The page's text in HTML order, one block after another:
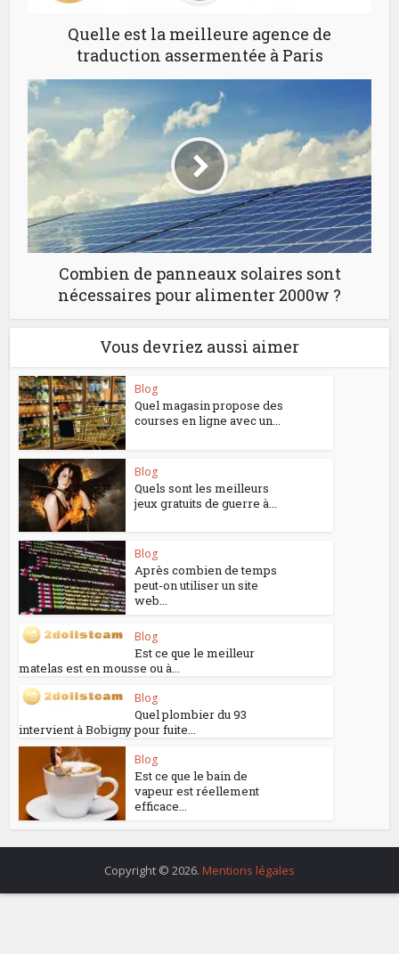
Quelle est la meilleure agence de
traduction assermentée à Paris
Combien de panneaux solaires sont
nécessaires pour alimenter 2000w ?
Vous devriez aussi aimer
Blog
Quel magasin propose des
courses en ligne avec un...
Blog
Quels sont les meilleurs
jeux gratuits de guerre à...
Blog
Après combien de temps
peut-on utiliser un site
web...
Blog
Est ce que le meilleur
matelas est en mousse ou à...
Blog
Quel plombier du 93
intervient à Bobigny pour fuite...
Blog
Est ce que le bain de
vapeur est réellement
efficace...
Copyright © 2026. Mentions légales